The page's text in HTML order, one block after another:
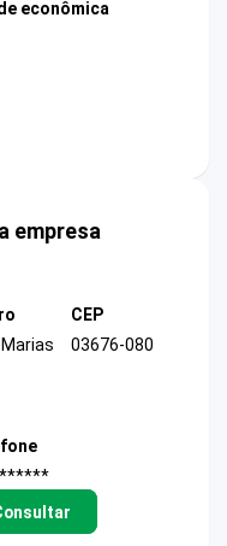
econômica
empresa
CEP
03676-080